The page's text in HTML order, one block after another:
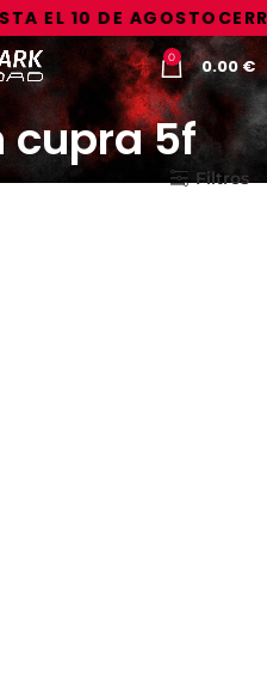
EL 10 DE AGOSTO
0 0.00€
cupra 5f
Filtros